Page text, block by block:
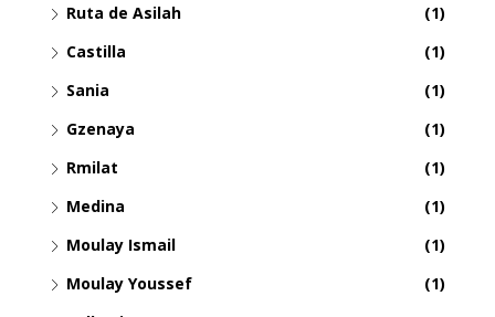
Ruta de Asilah
(1)
Castilla
(1)
Sania
(1)
Gzenaya
(1)
Rmilat
(1)
Medina
(1)
Moulay Ismail
(1)
Moulay Youssef
(1)